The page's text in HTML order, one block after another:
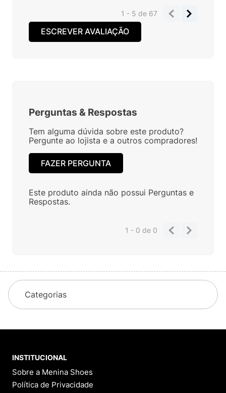
1 - 5de 67
ESCREVER AVALIAÇÃO
Perguntas & Respostas
Tem alguma dúvida sobre este produto?
Pergunte ao lojista e a outros compradores!
FAZER PERGUNTA
Este produto ainda não possui Perguntas e
Respostas.
1 - 0de 0
Categorias
INSTITUCIONAL
Sobre a Menina Shoes
Política de Privacidade